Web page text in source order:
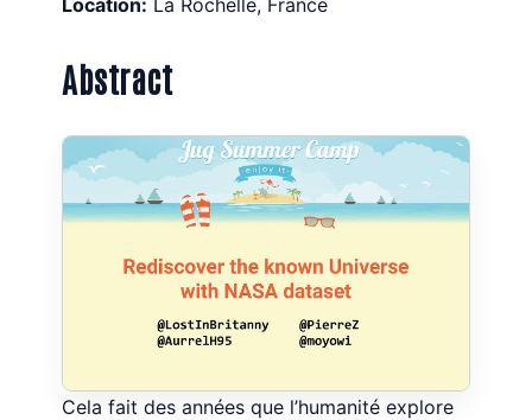
Location: La Rochelle, France
Abstract
Cela fait des années que l’humanité explore